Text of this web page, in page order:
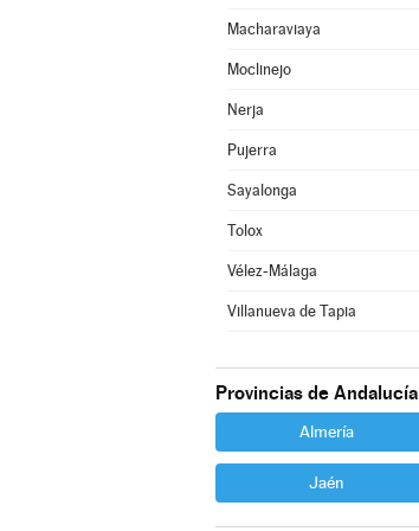
Macharaviaya
Moclinejo
Nerja
Pujerra
Sayalonga
Tolox
Vélez-Málaga
Villanueva de Tapia
Provincias de Andalucía
Almería
Jaén